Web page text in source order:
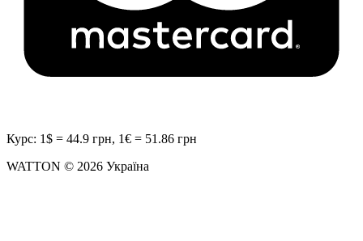
Курс: 1$ = 44.9 грн, 1€ = 51.86 грн
WATTON © 2026 Україна